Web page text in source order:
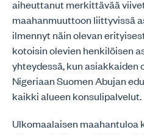
aiheuttanut merkittävää
maahanmuuttoon liittyvissä
ilmennyt näin olevan
kotoisin olevien henkilöisen
yhteydessä, kun asiakkaiden
Nigeriaan Suomen Abujan
kaikki alueen konsulipalvelut.
Ulkomaalaisen maahantuloa